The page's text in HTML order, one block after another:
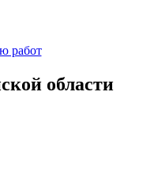
работ
области